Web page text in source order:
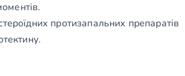
протизапальних препаратів